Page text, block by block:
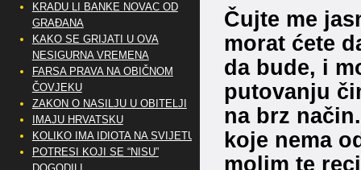
Čujte me
morat ćete
da bude, i
putovanju
na brz
koje nema
molim te
KRADU LI BANKE NOVAC OD
GRAĐANA
KAKO SE GRIJATI U OVA
NESIGURNA VREMENA
FARSA PRAVA NA OBIČNOM
ČOVJEKU
ZAKON O NASILJU U OBITELJI
IMAJU HRVATSKU
KOLIKO IMA IDIOTA NA SVIJETU?
POTRESI KOJI SE “NISU”